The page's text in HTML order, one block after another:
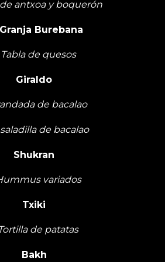
antxoa y boquerón
Burebana
Tabla de quesos
Giraldo
de bacalao
de bacalao
Shukran
variados
Txiki
de patatas
Bakh